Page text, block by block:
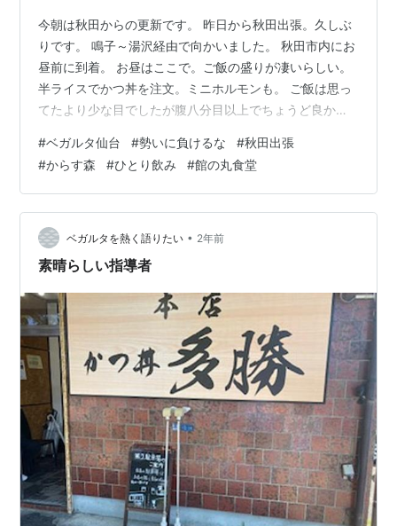
今朝は秋田からの更新です。 昨日から秋田出張。久しぶ
りです。 鳴子～湯沢経由で向かいました。 秋田市内にお
昼前に到着。 お昼はここで。ご飯の盛りが凄いらしい。
半ライスでかつ丼を注文。ミニホルモンも。 ご飯は思っ
てたより少な目でしたが腹八分目以上でちょうど良かっ
で仕事の話より近況報告みたいな会話ばかりでした。 １
７時過ぎに終わったのでそのまま秋田JOYに向かいま
す。 ナイトランのつもりでしたが雨降ってたのでジム内
でトレッドミルで軽くラン。 シャワー浴びてからホテル
にチェックイン。 泊まりの出張自体も久々なのでひとり
飲みでもとこのお店に。 も…
#ベガルタ仙台 #勢いに負けるな #秋田出張
#からす森 #ひとり飲み #館の丸食堂
ベガルタを熱く語りたい • 2年前
素晴らしい指導者